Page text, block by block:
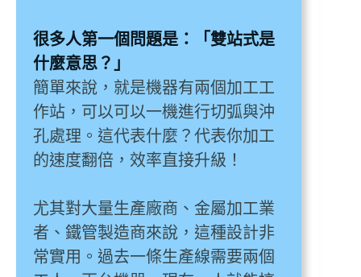
很多人第一個問題是：「雙站式是
什麼意思？」
簡單來說，就是機器有兩個加工工
作站，可以可以一機進行切弧與沖
孔處理。這代表什麼？代表你加工
的速度翻倍，效率直接升級！
尤其對大量生產廠商、金屬加工業
者、鐵管製造商來說，這種設計非
常實用。過去一條生產線需要兩個